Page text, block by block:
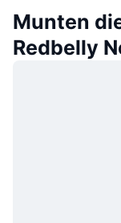
Munten
Redbelly